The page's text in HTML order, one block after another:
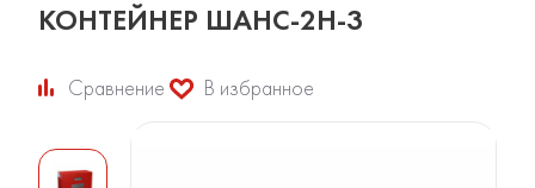
КОНТЕЙНЕР ШАНС-2Н-3
Сравнение В избранное